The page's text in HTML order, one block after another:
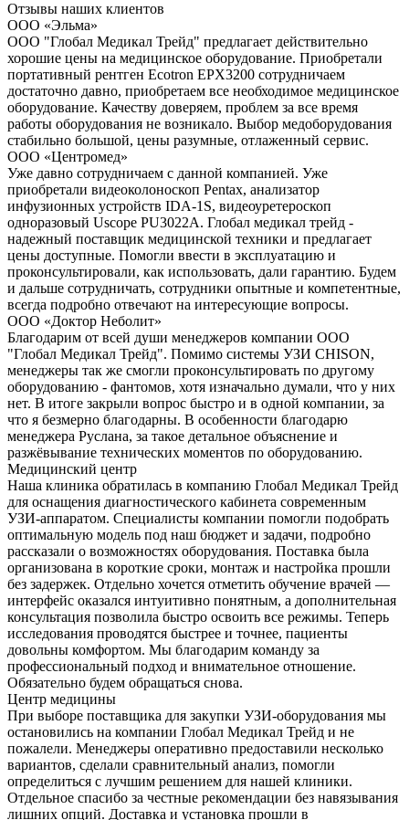
Отзывы наших клиентов
ООО «Эльма»
ООО "Глобал Медикал Трейд" предлагает действительно
хорошие цены на медицинское оборудование. Приобретали
портативный рентген Ecotron EPX3200 сотрудничаем
достаточно давно, приобретаем все необходимое медицинское
оборудование. Качеству доверяем, проблем за все время
работы оборудования не возникало. Выбор медоборудования
стабильно большой, цены разумные, отлаженный сервис.
ООО «Центромед»
Уже давно сотрудничаем с данной компанией. Уже
приобретали видеоколоноскоп Pentax, анализатор
инфузионных устройств IDA-1S, видеоуретероскоп
одноразовый Uscope PU3022A. Глобал медикал трейд -
надежный поставщик медицинской техники и предлагает
цены доступные. Помогли ввести в эксплуатацию и
проконсультировали, как использовать, дали гарантию. Будем
и дальше сотрудничать, сотрудники опытные и компетентные,
всегда подробно отвечают на интересующие вопросы.
ООО «Доктор Неболит»
Благодарим от всей души менеджеров компании ООО
"Глобал Медикал Трейд". Помимо системы УЗИ CHISON,
менеджеры так же смогли проконсультировать по другому
оборудованию - фантомов, хотя изначально думали, что у них
нет. В итоге закрыли вопрос быстро и в одной компании, за
что я безмерно благодарны. В особенности благодарю
менеджера Руслана, за такое детальное объяснение и
разжёвывание технических моментов по оборудованию.
Медицинский центр
Наша клиника обратилась в компанию Глобал Медикал Трейд
для оснащения диагностического кабинета современным
УЗИ-аппаратом. Специалисты компании помогли подобрать
оптимальную модель под наш бюджет и задачи, подробно
рассказали о возможностях оборудования. Поставка была
организована в короткие сроки, монтаж и настройка прошли
без задержек. Отдельно хочется отметить обучение врачей —
интерфейс оказался интуитивно понятным, а дополнительная
консультация позволила быстро освоить все режимы. Теперь
исследования проводятся быстрее и точнее, пациенты
довольны комфортом. Мы благодарим команду за
профессиональный подход и внимательное отношение.
Обязательно будем обращаться снова.
Центр медицины
При выборе поставщика для закупки УЗИ-оборудования мы
остановились на компании Глобал Медикал Трейд и не
пожалели. Менеджеры оперативно предоставили несколько
вариантов, сделали сравнительный анализ, помогли
определиться с лучшим решением для нашей клиники.
Отдельное спасибо за честные рекомендации без навязывания
лишних опций. Доставка и установка прошли в